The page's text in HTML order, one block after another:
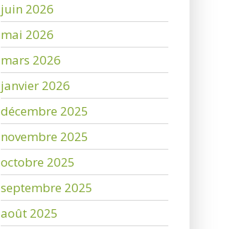
juin 2026
mai 2026
mars 2026
janvier 2026
décembre 2025
novembre 2025
octobre 2025
septembre 2025
août 2025